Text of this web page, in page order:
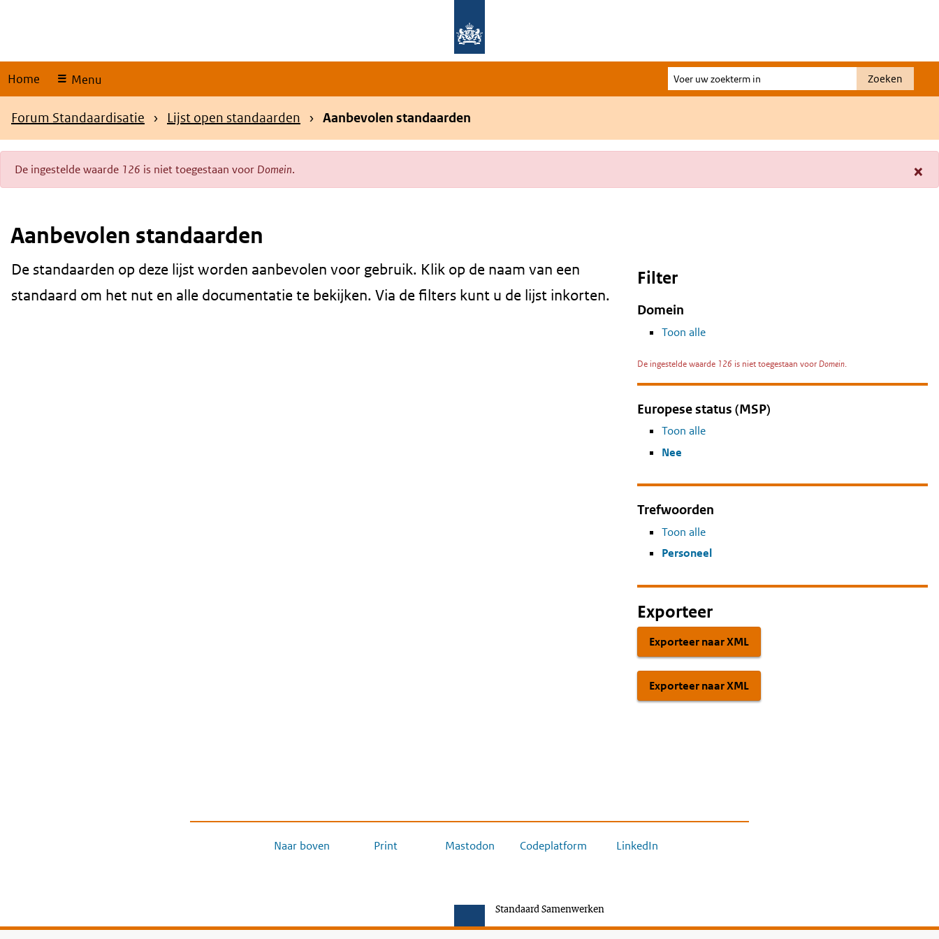
Home Menu
Voer
uw
Zoeken
Kruimelpad
Forum Standaardisatie Lijst open standaarden Aanbevolen standaarden
×
De ingestelde waarde 126 is niet toegestaan voor Domein.
Aanbevolen standaarden
Content
De standaarden op deze lijst worden aanbevolen voor gebruik. Klik op de naam van een
standaard om het nut en alle documentatie te bekijken. Via de filters kunt u de lijst inkorten.
Filter
Domein
Toon alle
De ingestelde waarde 126 is niet toegestaan voor Domein.
Europese status (MSP)
Toon alle
Nee
Trefwoorden
Toon alle
Personeel
Exporteer
Exporteer naar XML
Exporteer naar XML
Naar boven Print Mastodon Codeplatform LinkedIn
Standaard Samenwerken